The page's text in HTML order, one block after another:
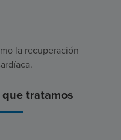
la recuperación
tratamos